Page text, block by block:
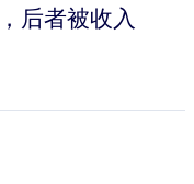
后者被收入